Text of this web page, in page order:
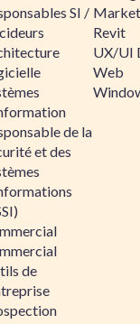
SI /
de la
et des
de
Revit
UX/UI
Web